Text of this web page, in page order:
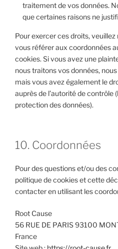
traitement de vos données.
que certaines raisons ne
Pour exercer ces droits,
vous référer aux coordonnées
cookies. Si vous avez une
nous traitons vos données,
mais vous avez également le
auprès de l’autorité de contrôle
protection des données).
10. Coordonnées
Pour des questions et/ou des
politique de cookies et cette
contacter en utilisant les
Root Cause
56 RUE DE PARIS 93100
France